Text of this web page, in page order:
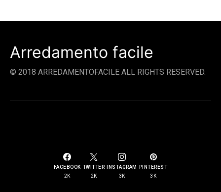
Arredamento facile
© 2018 ARREDAMENTOFACILE ALL RIGHTS RESERVED.
FACEBOOK
2K
TWITTER
2K
INSTAGRAM
3K
PINTEREST
3K